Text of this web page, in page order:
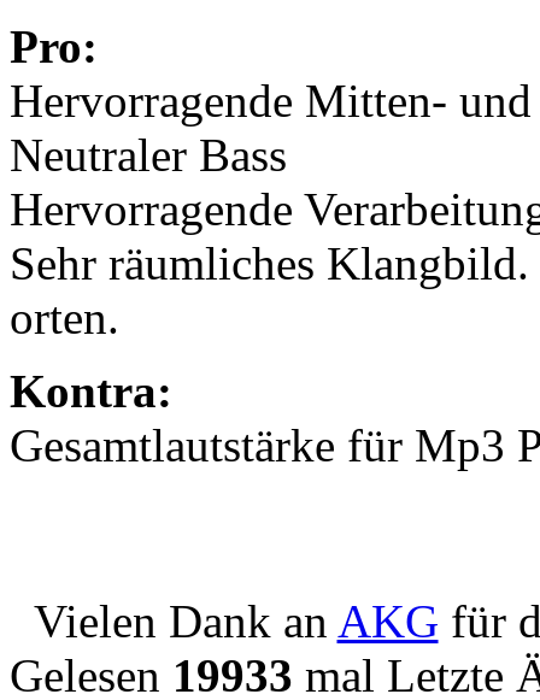
Pro:
Hervorragende Mitten-
Neutraler Bass
Hervorragende
Sehr räumliches Klangbild.
orten.
Kontra:
Gesamtlautstärke für Mp3
Vielen Dank an AKG für
Gelesen 19933 mal Letzte